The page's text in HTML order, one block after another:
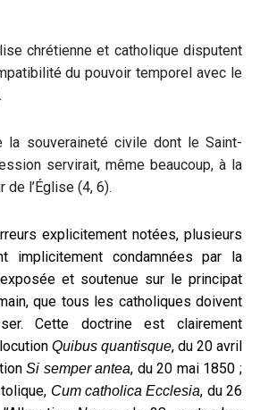
chrétienne et catholique disputent
du pouvoir temporel avec le
la souveraineté civile dont le Saint-
servirait, même beaucoup, à la
de l’Église (4, 6).
explicitement notées, plusieurs
implicitement condamnées par la
et soutenue sur le principat
que tous les catholiques doivent
Cette doctrine est clairement
Quibus quantisque, du 20 avril
Si semper antea, du 20 mai 1850 ;
Cum catholica Ecclesia, du 26